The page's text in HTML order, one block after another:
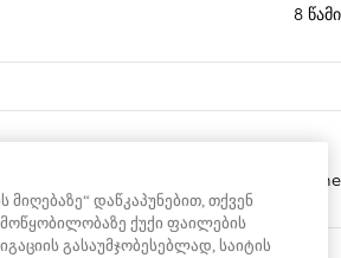
8 წამი
4-cylinder,in-line
მიღებაზე“ დაწკაპუნებით, თქვენ
ქუქი ფაილების
გასაუმჯობესებლად, საიტის